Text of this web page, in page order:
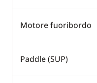
Motore fuoribordo
Paddle (SUP)